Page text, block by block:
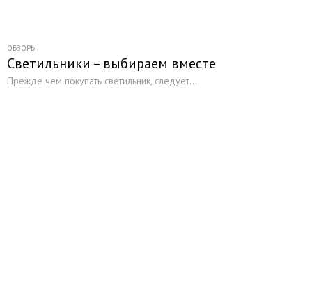
ОБЗОРЫ
Светильники – выбираем вместе
Прежде чем покупать светильник, следует...